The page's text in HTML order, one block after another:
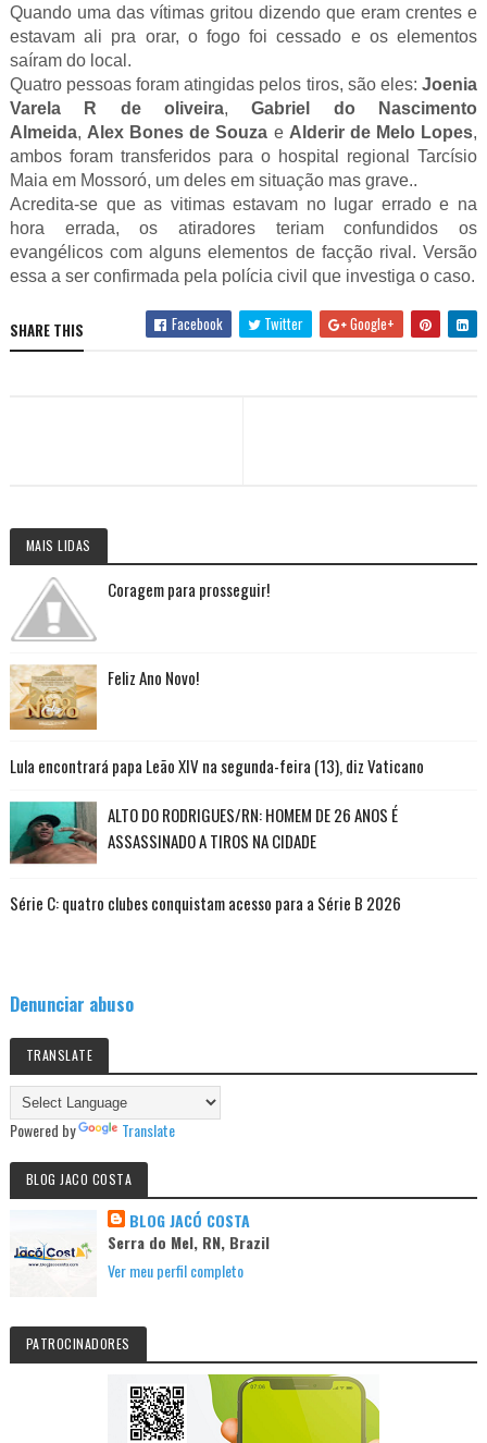
Quando uma das vítimas gritou dizendo que eram crentes e
estavam ali pra orar, o fogo foi cessado e os elementos
saíram do local.
Quatro pessoas foram atingidas pelos tiros, são eles:Joenia
Varela R de oliveira,Gabriel do Nascimento
Almeida, Alex Bones de Souza e Alderir de Melo Lopes,
ambos foram transferidos para o hospital regional Tarcísio
Maia em Mossoró, um deles em situação mas grave..
Acredita-se que as vitimas estavam no lugar errado e na
hora errada, os atiradores teriam confundidos os
evangélicos com alguns elementos de facção rival. Versão
essa a ser confirmada pela polícia civil que investiga o caso.
SHARE THIS Facebook Twitter Google+
MAIS LIDAS
Coragem para prosseguir!
Feliz Ano Novo!
Lula encontrará papa Leão XIV na segunda-feira (13), diz Vaticano
ALTO DO RODRIGUES/RN: HOMEM DE 26 ANOS É
ASSASSINADO A TIROS NA CIDADE
Série C: quatro clubes conquistam acesso para a Série B 2026
Denunciar abuso
TRANSLATE
Powered by Translate
BLOG JACO COSTA
BLOG JACÓ COSTA
Serra do Mel, RN, Brazil
Ver meu perfil completo
PATROCINADORES